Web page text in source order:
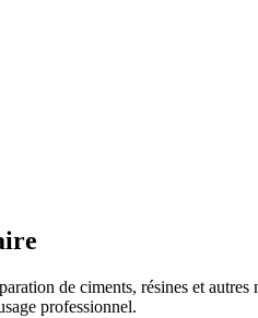
de ciments, résines et
professionnel.